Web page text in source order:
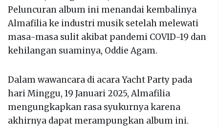
Peluncuran album ini menandai kembalinya
Almafilia ke industri musik setelah melewati
masa-masa sulit akibat pandemi COVID-19 dan
kehilangan suaminya, Oddie Agam.
Dalam wawancara di acara Yacht Party pada
hari Minggu, 19 Januari 2025, Almafilia
mengungkapkan rasa syukurnya karena
akhirnya dapat merampungkan album ini.